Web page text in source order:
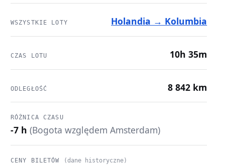
WSZYSTKIE LOTY Holandia → Kolumbia
CZAS LOTU 10h 35m
ODLEGŁOŚĆ 8 842 km
RÓŻNICA CZASU
-7 h (Bogota względem Amsterdam)
CENY BILETÓW (dane historyczne)